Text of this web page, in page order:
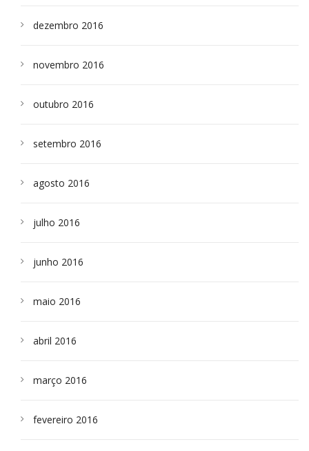
dezembro 2016
novembro 2016
outubro 2016
setembro 2016
agosto 2016
julho 2016
junho 2016
maio 2016
abril 2016
março 2016
fevereiro 2016